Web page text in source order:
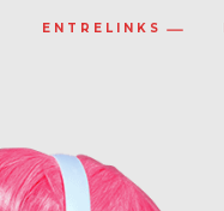
ENTRELINKS